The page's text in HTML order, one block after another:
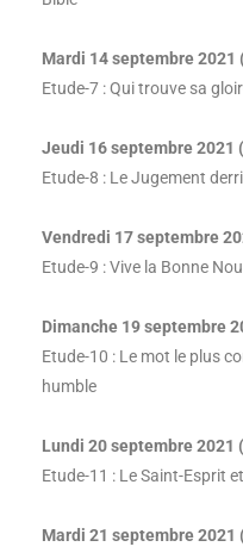
Mardi 14 septembre 2021
Etude-7 : Qui trouve sa
Jeudi 16 septembre 2021
Etude-8 : Le Jugement
Vendredi 17 septembre
Etude-9 : Vive la Bonne
Dimanche 19 septembre
Etude-10 : Le mot le plus
humble
Lundi 20 septembre 2021
Etude-11 : Le Saint-Esprit
Mardi 21 septembre 2021